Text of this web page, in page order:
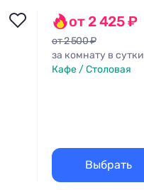
от 2 425 ₽
от 2 500 ₽
за комнату в сутки
Кафе / Столовая
Выбрать